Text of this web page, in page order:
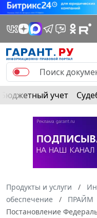
Бюджетный учет
Продукты и услуги
обеспечение
ПРАЙМ
Постановление